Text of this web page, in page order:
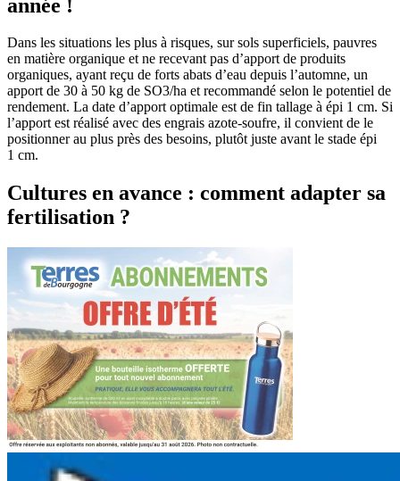
année !
Dans les situations les plus à risques, sur sols superficiels, pauvres
en matière organique et ne recevant pas d’apport de produits
organiques, ayant reçu de forts abats d’eau depuis l’automne, un
apport de 30 à 50 kg de SO3/ha et recommandé selon le potentiel de
rendement. La date d’apport optimale est de fin tallage à épi 1 cm. Si
l’apport est réalisé avec des engrais azote-soufre, il convient de le
positionner au plus près des besoins, plutôt juste avant le stade épi
1 cm.
Cultures en avance : comment adapter sa
fertilisation ?